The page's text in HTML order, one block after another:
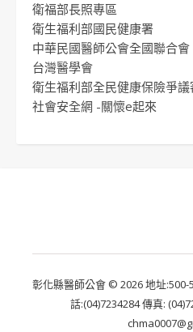
衛福部長照專區
衛生福利部國民健康署
中華民國醫師公會全國聯合會
台灣醫學會
衛生福利部全民健康保險爭
社會安全網 -關懷e起來
彰化縣醫師公會 © 2026 地址:500-
話:(04)7234284 傳真: